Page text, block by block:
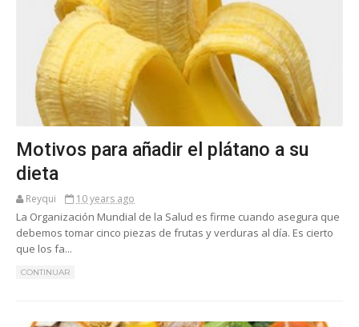
Motivos para añadir el plátano a su
dieta
Reyqui 10 years ago
La Organización Mundial de la Salud es firme cuando asegura que
debemos tomar cinco piezas de frutas y verduras al día. Es cierto
que los fa...
CONTINUAR